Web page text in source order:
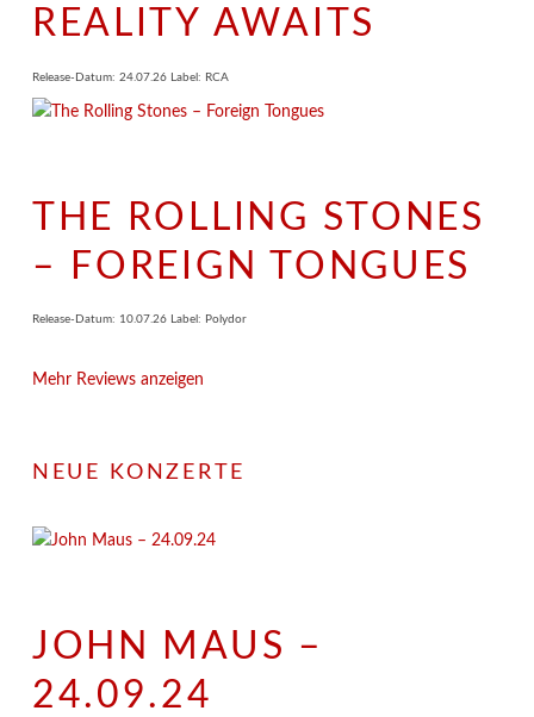
REALITY AWAITS
Release-Datum: 24.07.26 Label: RCA
THE ROLLING STONES
– FOREIGN TONGUES
Release-Datum: 10.07.26 Label: Polydor
Mehr Reviews anzeigen
NEUE KONZERTE
JOHN MAUS –
24.09.24